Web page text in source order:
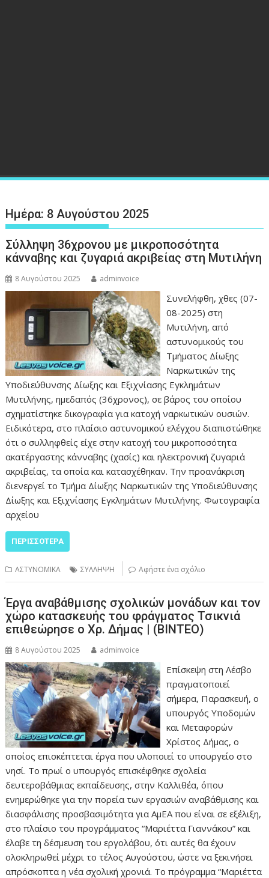
Ημέρα: 8 Αυγούστου 2025
Σύλληψη 36χρονου με μικροποσότητα
κάνναβης και ζυγαριά ακριβείας στη Μυτιλήνη
8 Αυγούστου 2025 adminvoice
Συνελήφθη, χθες (07-
08-2025) στη
Μυτιλήνη, από
αστυνομικούς του
Τμήματος Δίωξης
Ναρκωτικών της
Υποδιεύθυνσης Δίωξης και Εξιχνίασης Εγκλημάτων
Μυτιλήνης, ημεδαπός (36χρονος), σε βάρος του οποίου
σχηματίστηκε δικογραφία για κατοχή ναρκωτικών ουσιών.
Ειδικότερα, στο πλαίσιο αστυνομικού ελέγχου διαπιστώθηκε
ότι ο συλληφθείς είχε στην κατοχή του μικροποσότητα
ακατέργαστης κάνναβης (χασίς) και ηλεκτρονική ζυγαριά
ακριβείας, τα οποία και κατασχέθηκαν. Την προανάκριση
διενεργεί το Τμήμα Δίωξης Ναρκωτικών της Υποδιεύθυνσης
Δίωξης και Εξιχνίασης Εγκλημάτων Μυτιλήνης. Φωτογραφία
αρχείου
ΠΕΡΙΣΣΌΤΕΡΑ
ΑΣΤΥΝΟΜΙΚΑ ΣΥΛΛΗΨΗ Αφήστε ένα σχόλιο
Έργα αναβάθμισης σχολικών μονάδων και τον
χώρο κατασκευής του φράγματος Τσικνιά
επιθεώρησε ο Χρ. Δήμας | (ΒΙΝΤΕΟ)
8 Αυγούστου 2025 adminvoice
Επίσκεψη στη Λέσβο
πραγματοποιεί
σήμερα, Παρασκευή, ο
υπουργός Υποδομών
και Μεταφορών
Χρίστος Δήμας, ο
οποίος επισκέπτεται έργα που υλοποιεί το υπουργείο στο
νησί. Το πρωί ο υπουργός επισκέφθηκε σχολεία
δευτεροβάθμιας εκπαίδευσης, στην Καλλιθέα, όπου
ενημερώθηκε για την πορεία των εργασιών αναβάθμισης και
διασφάλισης προσβασιμότητα για ΑμΕΑ που είναι σε εξέλιξη,
στο πλαίσιο του προγράμματος “Μαριέττα Γιαννάκου” και
έλαβε τη δέσμευση του εργολάβου, ότι αυτές θα έχουν
ολοκληρωθεί μέχρι το τέλος Αυγούστου, ώστε να ξεκινήσει
απρόσκοπτα η νέα σχολική χρονιά. Το πρόγραμμα “Μαριέττα